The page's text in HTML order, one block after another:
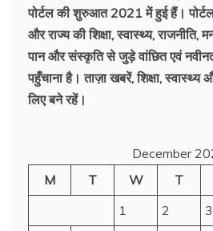
पोर्टल की शुरुआत 2021 में हुई हैं।
और राज्य की शिक्षा, स्वास्थ्य,
पान और संस्कृति से जुड़े वांछित एवं
पहुँचाना है। ताज़ा खबरें, शिक्षा,
लिए बने रहें।
December
M
T W T
1
2 3